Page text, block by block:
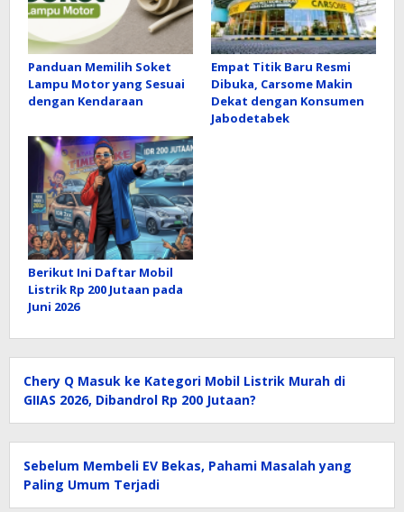
Panduan Memilih Soket
Lampu Motor yang Sesuai
dengan Kendaraan
Empat Titik Baru Resmi
Dibuka, Carsome Makin
Dekat dengan Konsumen
Jabodetabek
Berikut Ini Daftar Mobil
Listrik Rp 200 Jutaan pada
Juni 2026
Chery Q Masuk ke Kategori Mobil Listrik Murah di
GIIAS 2026, Dibandrol Rp 200 Jutaan?
Sebelum Membeli EV Bekas, Pahami Masalah yang
Paling Umum Terjadi